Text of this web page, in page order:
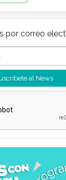
por correo